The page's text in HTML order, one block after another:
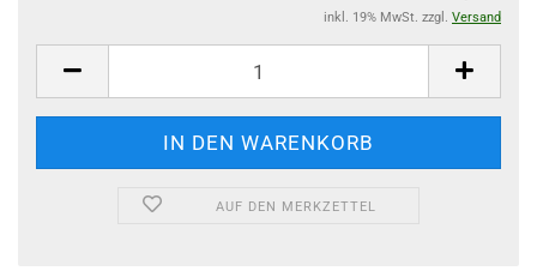
inkl. 19% MwSt. zzgl. Versand
AUF DEN MERKZETTEL